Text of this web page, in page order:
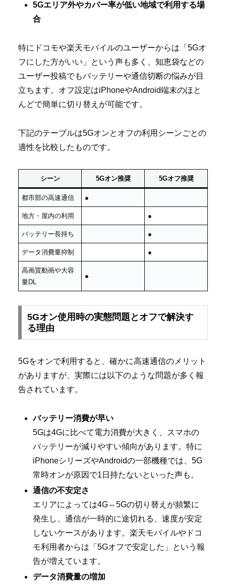
5Gエリア外やカバー率が低い地域で利用する場
合
特にドコモや楽天モバイルのユーザーからは「5Gオ
フにした方がいい」という声も多く、知恵袋などの
ユーザー投稿でもバッテリーや通信切断の悩みが目
立ちます。オフ設定はiPhoneやAndroid端末のほと
んどで簡単に切り替えが可能です。
下記のテーブルは5Gオンとオフの利用シーンごとの
適性を比較したものです。
シーン 5Gオン推奨 5Gオフ推奨
都市部の高速通信 ●
地方・屋内の利用 ●
バッテリー長持ち ●
データ消費量抑制 ●
高画質動画や大容
量DL
●
5Gオン使用時の実態問題とオフで解決す
る理由
5Gをオンで利用すると、確かに高速通信のメリット
がありますが、実際には以下のような問題が多く報
告されています。
バッテリー消費が早い
5Gは4Gに比べて電力消費が大きく、スマホの
バッテリーが減りやすい傾向があります。特に
iPhoneシリーズやAndroidの一部機種では、5G
常時オンが原因で1日持たないといった声も。
通信の不安定さ
エリアによっては4G⇔5Gの切り替えが頻繁に
発生し、通信が一時的に途切れる、速度が安定
しないケースがあります。楽天モバイルやドコ
モ利用者からは「5Gオフで安定した」という報
告が増えています。
データ消費量の増加